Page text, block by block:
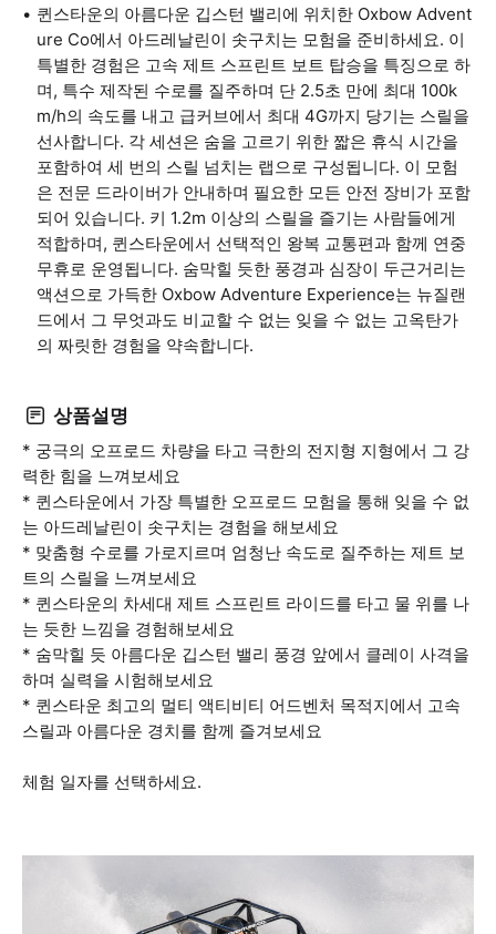
퀸스타운의 아름다운 깁스턴 밸리에 위치한 Oxbow Advent
ure Co에서 아드레날린이 솟구치는 모험을 준비하세요. 이
특별한 경험은 고속 제트 스프린트 보트 탑승을 특징으로 하
며, 특수 제작된 수로를 질주하며 단 2.5초 만에 최대 100k
m/h의 속도를 내고 급커브에서 최대 4G까지 당기는 스릴을
선사합니다. 각 세션은 숨을 고르기 위한 짧은 휴식 시간을
포함하여 세 번의 스릴 넘치는 랩으로 구성됩니다. 이 모험
은 전문 드라이버가 안내하며 필요한 모든 안전 장비가 포함
되어 있습니다. 키 1.2m 이상의 스릴을 즐기는 사람들에게
적합하며, 퀸스타운에서 선택적인 왕복 교통편과 함께 연중
무휴로 운영됩니다. 숨막힐 듯한 풍경과 심장이 두근거리는
액션으로 가득한 Oxbow Adventure Experience는 뉴질랜
드에서 그 무엇과도 비교할 수 없는 잊을 수 없는 고옥탄가
의 짜릿한 경험을 약속합니다.
상품설명
* 궁극의 오프로드 차량을 타고 극한의 전지형 지형에서 그 강
력한 힘을 느껴보세요
* 퀸스타운에서 가장 특별한 오프로드 모험을 통해 잊을 수 없
는 아드레날린이 솟구치는 경험을 해보세요
* 맞춤형 수로를 가로지르며 엄청난 속도로 질주하는 제트 보
트의 스릴을 느껴보세요
* 퀸스타운의 차세대 제트 스프린트 라이드를 타고 물 위를 나
는 듯한 느낌을 경험해보세요
* 숨막힐 듯 아름다운 깁스턴 밸리 풍경 앞에서 클레이 사격을
하며 실력을 시험해보세요
* 퀸스타운 최고의 멀티 액티비티 어드벤처 목적지에서 고속
스릴과 아름다운 경치를 함께 즐겨보세요
체험 일자를 선택하세요.